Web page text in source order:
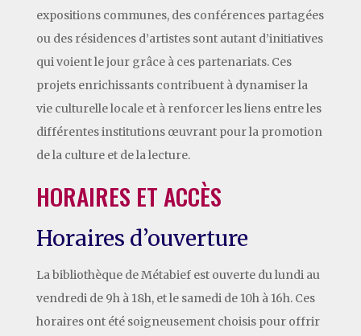
expositions communes, des conférences partagées
ou des résidences d’artistes sont autant d’initiatives
qui voient le jour grâce à ces partenariats. Ces
projets enrichissants contribuent à dynamiser la
vie culturelle locale et à renforcer les liens entre les
différentes institutions œuvrant pour la promotion
de la culture et de la lecture.
HORAIRES ET ACCÈS
Horaires d’ouverture
La bibliothèque de Métabief est ouverte du lundi au
vendredi de 9h à 18h, et le samedi de 10h à 16h. Ces
horaires ont été soigneusement choisis pour offrir